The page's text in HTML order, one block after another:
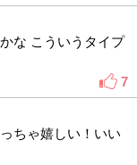
な こういうタイプ
7
ちゃ嬉しい！いい